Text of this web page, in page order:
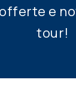
e
tour!